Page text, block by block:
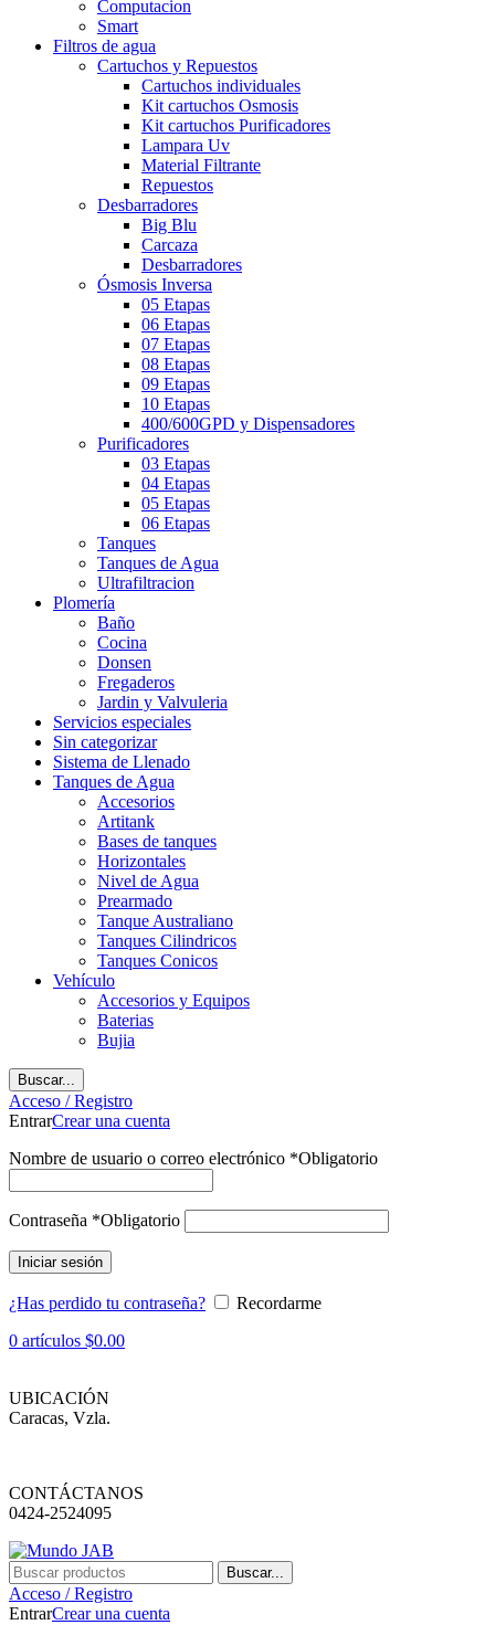
Computacion
Smart
Filtros de agua
Cartuchos y Repuestos
Cartuchos individuales
Kit cartuchos Osmosis
Kit cartuchos Purificadores
Lampara Uv
Material Filtrante
Repuestos
Desbarradores
Big Blu
Carcaza
Desbarradores
Ósmosis Inversa
05 Etapas
06 Etapas
07 Etapas
08 Etapas
09 Etapas
10 Etapas
400/600GPD y Dispensadores
Purificadores
03 Etapas
04 Etapas
05 Etapas
06 Etapas
Tanques
Tanques de Agua
Ultrafiltracion
Plomería
Baño
Cocina
Donsen
Fregaderos
Jardin y Valvuleria
Servicios especiales
Sin categorizar
Sistema de Llenado
Tanques de Agua
Accesorios
Artitank
Bases de tanques
Horizontales
Nivel de Agua
Prearmado
Tanque Australiano
Tanques Cilindricos
Tanques Conicos
Vehículo
Accesorios y Equipos
Baterias
Bujia
Buscar...
Acceso / Registro
EntrarCrear una cuenta
Nombre de usuario o correo electrónico *Obligatorio
Contraseña *Obligatorio
Iniciar sesión
¿Has perdido tu contraseña?
Recordarme
0 artículos $0.00
UBICACIÓN
Caracas, Vzla.
CONTÁCTANOS
0424-2524095
Buscar...
Acceso / Registro
EntrarCrear una cuenta